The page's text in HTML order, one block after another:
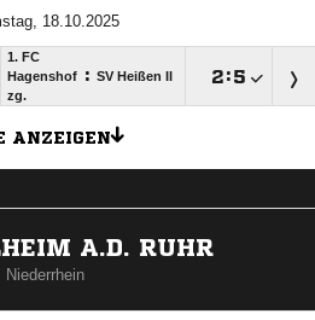
18.10.2025
1. FC
Hagenshof
zg.
: SV Heißen II :
ANZEIGEN
A.D. RUHR
Niederrhein